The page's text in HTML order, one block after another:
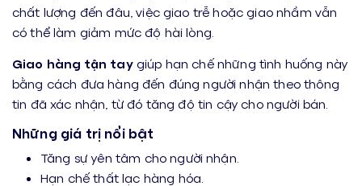
chất lượng đến đâu, việc giao trễ hoặc giao nhầm vẫn
có thể làm giảm mức độ hài lòng.
Giao hàng tận taygiúp hạn chế những tình huống này
bằng cách đưa hàng đến đúng người nhận theo thông
tin đã xác nhận, từ đó tăng độ tin cậy cho người bán.
Những giá trị nổi bật
Tăng sự yên tâm cho người nhận.
Hạn chế thất lạc hàng hóa.